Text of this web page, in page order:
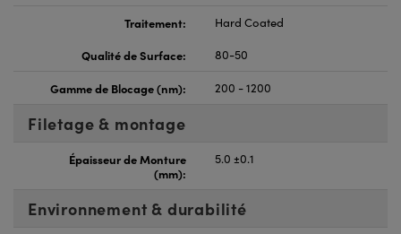
Traitement:
Hard Coated
Qualité de Surface:
80-50
Gamme de Blocage (nm): 200 - 1200
Filetage & montage
Épaisseur de Monture
(mm):
5.0 ±0.1
Environnement & durabilité